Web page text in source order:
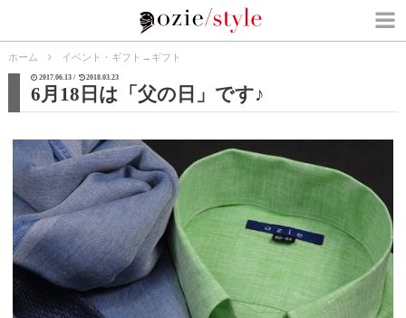
ホーム イベント・ギフト → ギフト
2017.06.13 / 2018.03.23
6月18日は「父の日」です♪